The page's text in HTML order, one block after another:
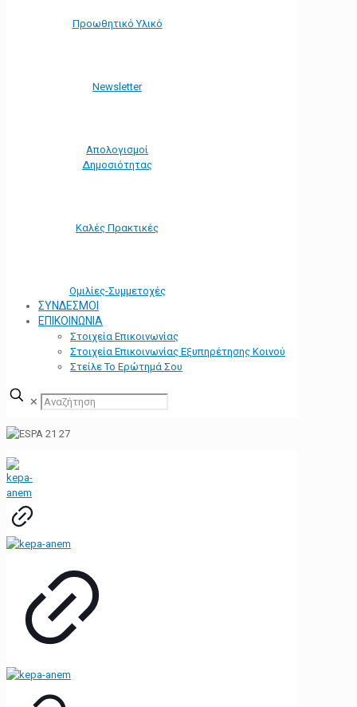
Προωθητικό Υλικό
Νewsletter
Απολογισμοί
Δημοσιότητας
Καλές Πρακτικές
Ομιλίες-Συμμετοχές
ΣΥΝΔΕΣΜΟΙ
ΕΠΙΚΟΙΝΩΝΙΑ
Στοιχεία Επικοινωνίας
Στοιχεία Επικοινωνίας Εξυπηρέτησης Κοινού
Στείλε Το Ερώτημά Σου
✕